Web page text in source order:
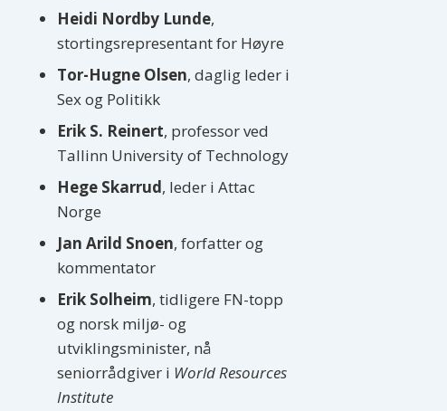
Heidi Nordby Lunde,
stortingsrepresentant for Høyre
Tor-Hugne Olsen, daglig leder i
Sex og Politikk
Erik S. Reinert, professor ved
Tallinn University of Technology
Hege Skarrud, leder i Attac
Norge
Jan Arild Snoen, forfatter og
kommentator
Erik Solheim, tidligere FN-topp
og norsk miljø- og
utviklingsminister, nå
seniorrådgiver i World Resources
Institute